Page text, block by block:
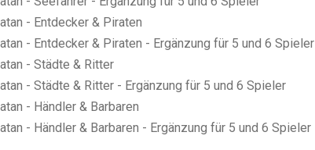
- Entdecker & Piraten
- Entdecker & Piraten - Ergänzung für 5 und 6 Spieler
- Städte & Ritter
- Städte & Ritter - Ergänzung für 5 und 6 Spieler
- Händler & Barbaren
- Händler & Barbaren - Ergänzung für 5 und 6 Spieler